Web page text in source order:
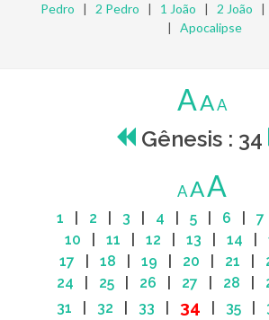
Pedro | 2 Pedro | 1 João | 2 João |
| Apocalipse
AAA
Gênesis : 34
AAA
1 2 3 4 5| 6 7
10
11 12 13 14
17
18 19 20 21
24
25 26 27 28
31
32 33 34 35